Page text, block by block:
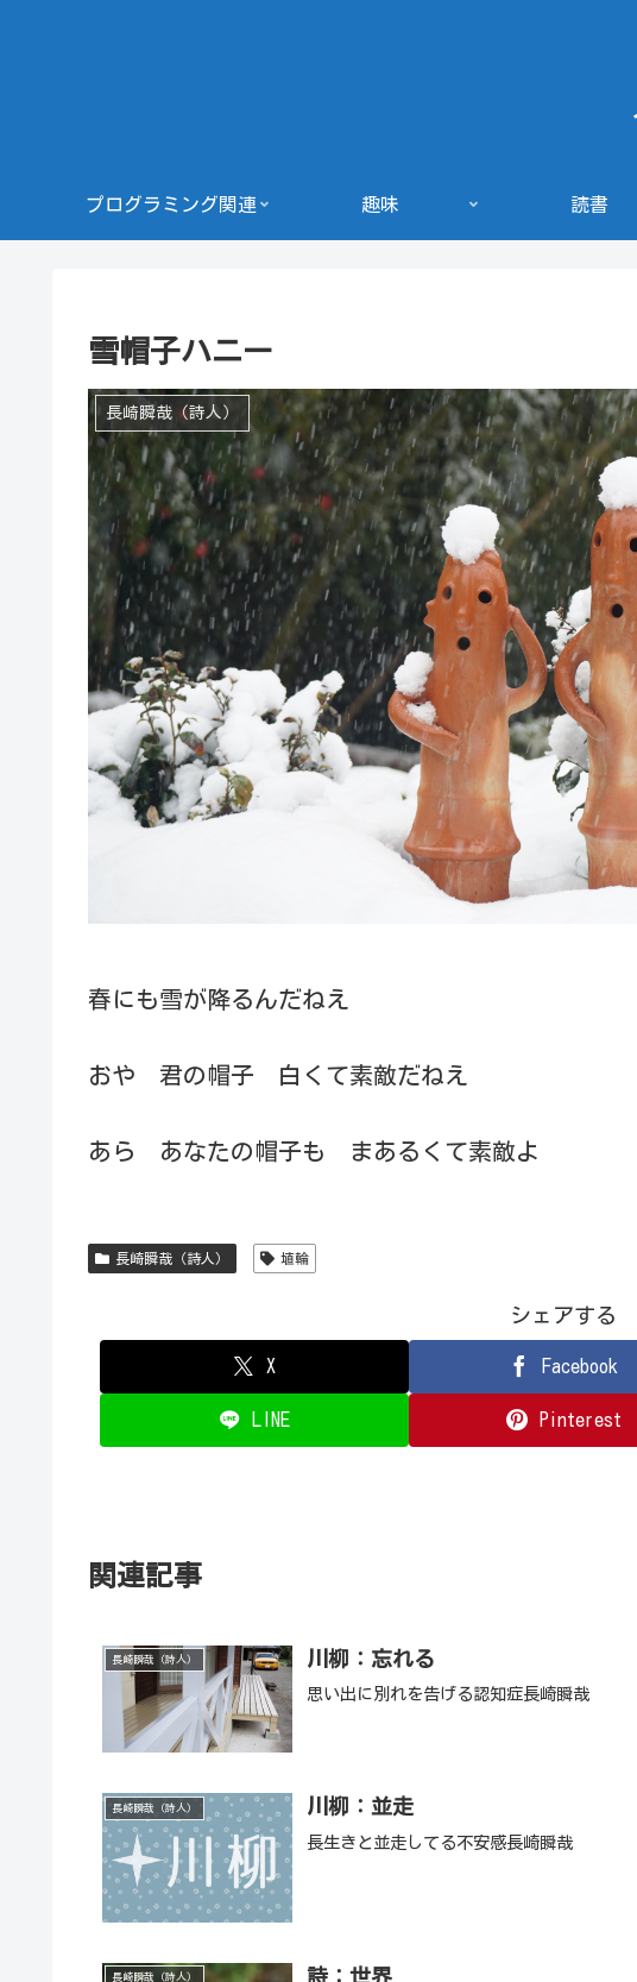
プログラミング関連 趣味 読書
雪帽子ハニー
長崎瞬哉（詩人）
春にも雪が降るんだねえ
おや 君の帽子 白くて素敵だねえ
あら あなたの帽子も まあるくて素敵よ
長崎瞬哉（詩人） 埴輪
シェアする
X Facebook
LINE Pinterest
関連記事
長崎瞬哉（詩人） 川柳：忘れる
思い出に別れを告げる認知症長崎瞬哉
長崎瞬哉（詩人） 川柳：並走
長生きと並走してる不安感長崎瞬哉
長崎瞬哉（詩人） 詩：世界